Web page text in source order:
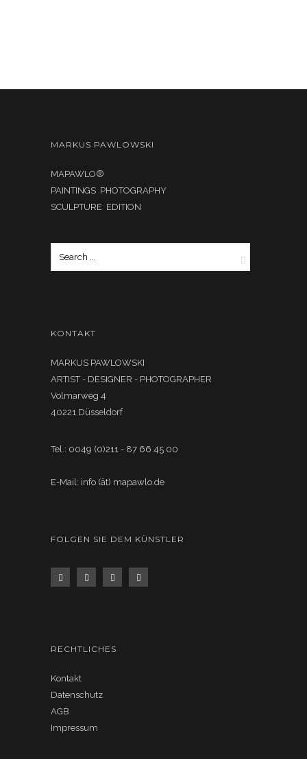
MARKUS PAWLOWSKI
MAPAWLO®
PAINTINGS PHOTOGRAPHY
SCULPTURE EDITION
KONTAKT
MARKUS PAWLOWSKI
ARTIST - DESIGNER - PHOTOGRAPHER
Volmarweg 4
40221 Düsseldorf
Tel.: 0049 (0)211 - 87 66 45 00
E-Mail: info (ät) mapawlo.de
FOLGEN SIE DEM KÜNSTLER
RECHTLICHES
Kontakt
Datenschutz
AGB
Impressum